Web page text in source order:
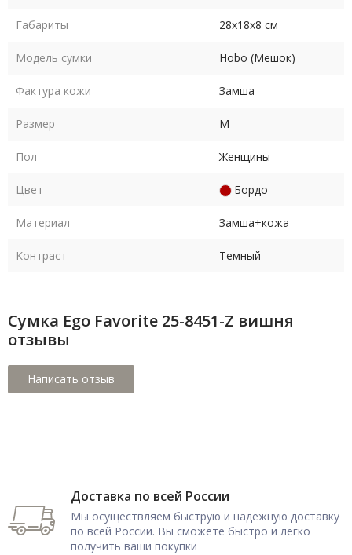
Габариты 28х18х8 см
Модель сумки Hobo (Мешок)
Фактура кожи Замша
Размер M
Пол Женщины
Цвет Бордо
Материал Замша+кожа
Контраст Темный
Сумка Ego Favorite 25-8451-Z вишня
отзывы
Доставка по всей России
Мы осуществляем быструю и надежную доставку
по всей России. Вы сможете быстро и легко
получить ваши покупки